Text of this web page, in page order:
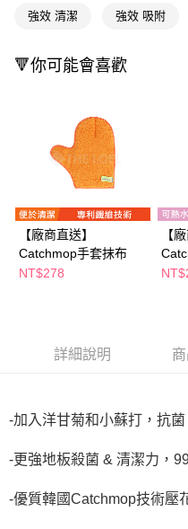
２．便利：只要手機號碼，簡訊認
【「AFTEE先享後付」結帳流程】
結帳頁面，進行簡訊認證並確認金
２．訂單成立數日內，您將收到繳
３．收到繳費通知簡訊後14天內
ATM／網路銀行／等多元方式進行
※ 請注意：結帳手續完成當下不
購買商品的店家。未經商家同意
※ 交易是否成功請以「AFTEE先
是否繳費成功／繳費後需取消欲退
客戶支援中心」https://
【注意事項】
２．關於個人資料處理事宜，請瀏
https://aftee.tw/terms/#terms3
４．使用「AFTEE先享後付」時，
請求用戶進行身份認證。
恩沛科技股份有限公司將有權停
宅配(廠商直送🚚)
宅配(離島廠商直送🚚)
強效 清潔 強效 吸附
🔻你可能會喜歡
【廠商直送】
Catchmop手套抹布
NT$278
【
詳細說明
-加入洋甘菊和小蘇打，抗
-更強地板殺菌 & 清潔力，
-優質韓國Catchmop技術壓